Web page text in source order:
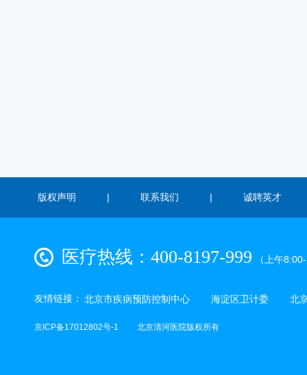
版权声明 | 联系我们 | 诚聘英才
医疗热线：400-8197-999 （上午
北京市疾病预防控制中心 海淀区卫计委 北
友情链接：
京ICP备17012802号-1 北京清河医院版权所有